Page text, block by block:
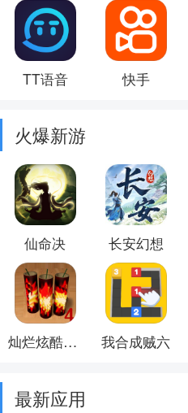
TT语音 快手
火爆新游
仙命决 长安幻想
灿烂炫酷模拟器 我合成贼六
最新应用